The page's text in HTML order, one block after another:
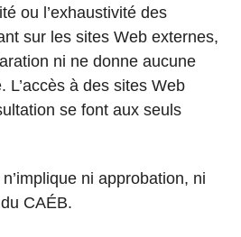
ou l’exhaustivité des
sur les sites Web externes,
ni ne donne aucune
L’accès à des sites Web
se font aux seuls
ni approbation, ni
CAÉB.